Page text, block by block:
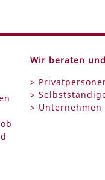
Wir beraten
>
>
> Unternehmen